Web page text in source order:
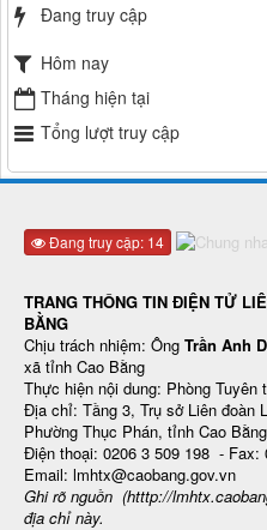
Đang truy cập
Hôm nay
Tháng hiện tại
Tổng lượt truy cập
Đang truy cập: 14
TRANG THÔNG TIN ĐIỆN TỬ
BẰNG
Chịu trách nhiệm: Ông Trần Anh
xã tỉnh Cao Bằng
Thực hiện nội dung: Phòng
Địa chỉ: Tầng 3, Trụ sở Liên đoàn
Phường Thục Phán, tỉnh Cao
Điện thoại: 0206 3 509 198 - Fax:
Email: lmhtx@caobang.gov.vn
Ghi rõ nguồn (htttp://
địa chỉ này.